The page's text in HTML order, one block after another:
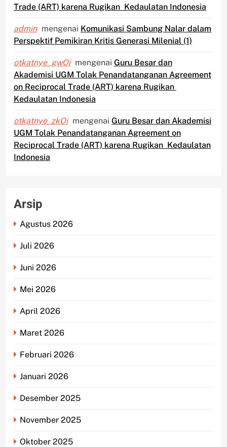
Trade (ART) karena Rugikan Kedaulatan Indonesia
admin mengenai Komunikasi Sambung Nalar dalam
Perspektif Pemikiran Kritis Generasi Milenial (1)
otkatnye_gwOi mengenai Guru Besar dan
Akademisi UGM Tolak Penandatanganan Agreement
on Reciprocal Trade (ART) karena Rugikan
Kedaulatan Indonesia
otkatnye_zkOi mengenai Guru Besar dan Akademisi
UGM Tolak Penandatanganan Agreement on
Reciprocal Trade (ART) karena Rugikan Kedaulatan
Indonesia
Arsip
Agustus 2026
Juli 2026
Juni 2026
Mei 2026
April 2026
Maret 2026
Februari 2026
Januari 2026
Desember 2025
November 2025
Oktober 2025